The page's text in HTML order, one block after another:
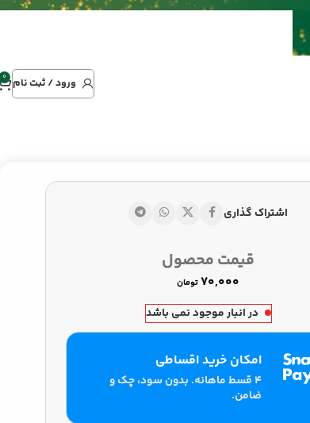
ورود / ثبت نام 0
اشتراک گذاری
قیمت محصول
تومان
در انبار موجود نمی باشد
امکان خرید اقساطی
۴ قسط ماهانه. بدون سود، چک و
ضامن.